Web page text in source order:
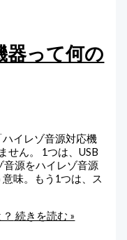
器って何の
イレゾ音源対応機
せん。 1つは、USB
音源をハイレゾ音源
味。もう1つは、ス
続きを読む »